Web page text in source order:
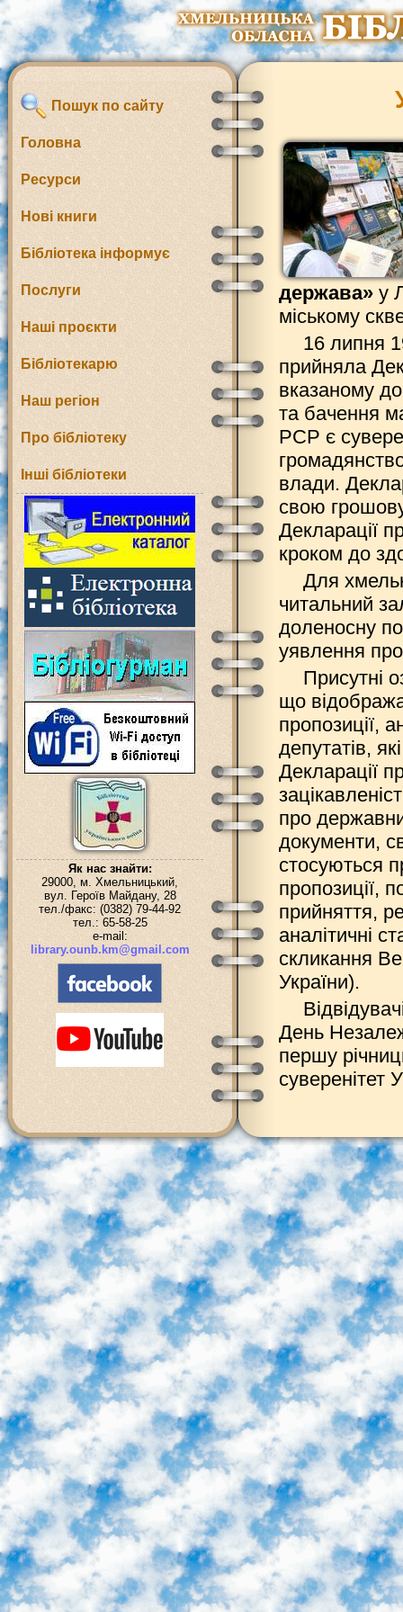
Пошук по сайту
Головна
Ресурси
Нові книги
Бібліотека інформує
Послуги
Наші проєкти
Бібліотекарю
Наш регіон
Про бібліотеку
Інші бібліотеки
Як нас знайти:
29000, м. Хмельницький,
вул. Героїв Майдану, 28
тел./факс: (0382) 79-44-92
тел.: 65-58-25
e-mail:
library.ounb.km@gmail.com
держава» у
міському
16 липня
прийняла
вказаному
та бачення
РСР є
влади.
свою
Декларації
кроком до
Для
читальний
доленосну
уявлення про
Присутні
що
пропозиції,
депутатів,
Декларації
про
документи,
стосуються
пропозиції,
прийняття,
аналітичні
скликання
України).
День
першу